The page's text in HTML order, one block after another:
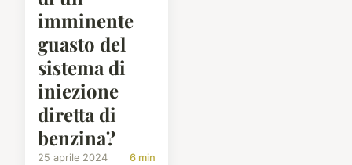
imminente
guasto del
sistema di
iniezione
diretta di
benzina?
25 aprile 2024 6 min